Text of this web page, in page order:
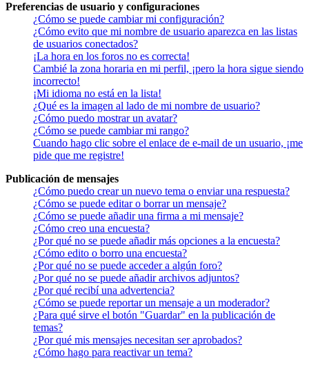
Preferencias de usuario y configuraciones
¿Cómo se puede cambiar mi configuración?
¿Cómo evito que mi nombre de usuario aparezca en las listas
de usuarios conectados?
¡La hora en los foros no es correcta!
Cambié la zona horaria en mi perfil, ¡pero la hora sigue siendo
incorrecto!
¡Mi idioma no está en la lista!
¿Qué es la imagen al lado de mi nombre de usuario?
¿Cómo puedo mostrar un avatar?
¿Cómo se puede cambiar mi rango?
Cuando hago clic sobre el enlace de e-mail de un usuario, ¡me
pide que me registre!
Publicación de mensajes
¿Cómo puedo crear un nuevo tema o enviar una respuesta?
¿Cómo se puede editar o borrar un mensaje?
¿Cómo se puede añadir una firma a mi mensaje?
¿Cómo creo una encuesta?
¿Por qué no se puede añadir más opciones a la encuesta?
¿Cómo edito o borro una encuesta?
¿Por qué no se puede acceder a algún foro?
¿Por qué no se puede añadir archivos adjuntos?
¿Por qué recibí una advertencia?
¿Cómo se puede reportar un mensaje a un moderador?
¿Para qué sirve el botón "Guardar" en la publicación de
temas?
¿Por qué mis mensajes necesitan ser aprobados?
¿Cómo hago para reactivar un tema?